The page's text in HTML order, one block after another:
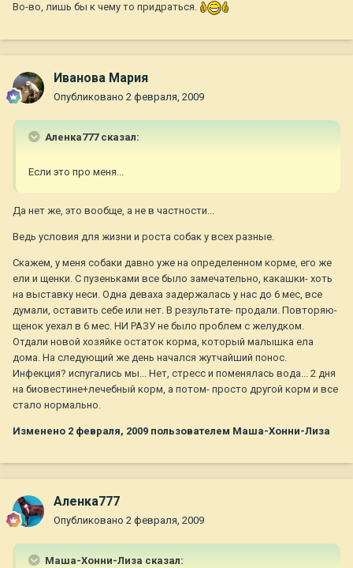
Во-во, лишь бы к чему то придраться.
Иванова Мария
Опубликовано 2 февраля, 2009
Аленка777 сказал:
Если это про меня...
Да нет же, это вообще, а не в частности...
Ведь условия для жизни и роста собак у всех разные.
Скажем, у меня собаки давно уже на определенном корме, его же
ели и щенки. С пузеньками все было замечательно, какашки- хоть
на выставку неси. Одна деваха задержалась у нас до 6 мес, все
думали, оставить себе или нет. В результате- продали. Повторяю-
щенок уехал в 6 мес. НИ РАЗУ не было проблем с желудком.
Отдали новой хозяйке остаток корма, который малышка ела
дома. На следующий же день начался жутчайший понос.
Инфекция? испугались мы... Нет, стресс и поменялась вода... 2 дня
на биовестине+лечебный корм, а потом- просто другой корм и все
стало нормально.
Изменено 2 февраля, 2009 пользователем Маша-Хонни-Лиза
Аленка777
Опубликовано 2 февраля, 2009
Маша-Хонни-Лиза сказал: